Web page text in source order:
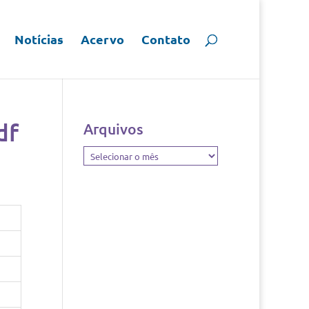
Notícias Acervo Contato
Arquivos
Arquivos